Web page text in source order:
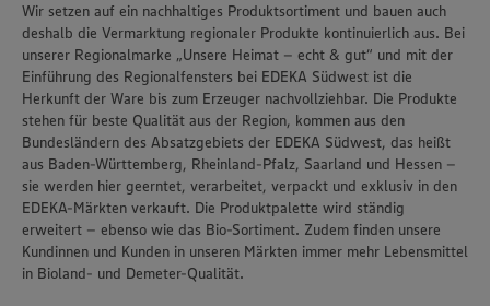
Wir setzen auf ein nachhaltiges Produktsortiment und bauen auch
deshalb die Vermarktung regionaler Produkte kontinuierlich aus. Bei
unserer Regionalmarke „Unsere Heimat – echt & gut“ und mit der
Einführung des Regionalfensters bei EDEKA Südwest ist die
Herkunft der Ware bis zum Erzeuger nachvollziehbar. Die Produkte
stehen für beste Qualität aus der Region, kommen aus den
Bundesländern des Absatzgebiets der EDEKA Südwest, das heißt
aus Baden-Württemberg, Rheinland-Pfalz, Saarland und Hessen –
sie werden hier geerntet, verarbeitet, verpackt und exklusiv in den
EDEKA-Märkten verkauft. Die Produktpalette wird ständig
erweitert – ebenso wie das Bio-Sortiment. Zudem finden unsere
Kundinnen und Kunden in unseren Märkten immer mehr Lebensmittel
in Bioland- und Demeter-Qualität.